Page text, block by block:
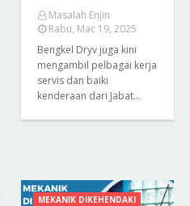
Masalah Enjin
Rabu, Mac 19, 2025
Bengkel Dryv juga kini
mengambil pelbagai kerja
servis dan baiki
kenderaan dari Jabat…
MEKANIK DIKEHENDAKI